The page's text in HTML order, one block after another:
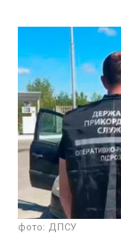
фото: ДПСУ